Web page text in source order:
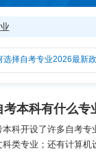
自考专业2026最新政
考本科有什么专
本科开设了许多自考
科类专业；还有计算机